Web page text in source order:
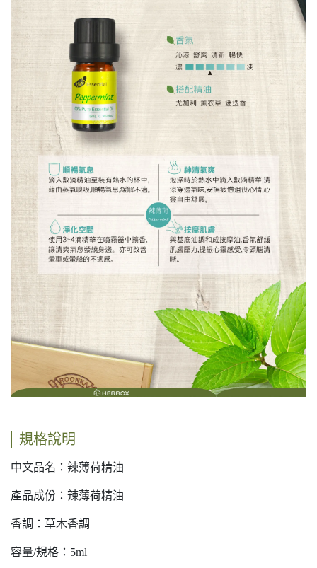
規格說明
中文品名：辣薄荷精油
產品成份：辣薄荷精油
香調：草木香調
容量/規格：5ml